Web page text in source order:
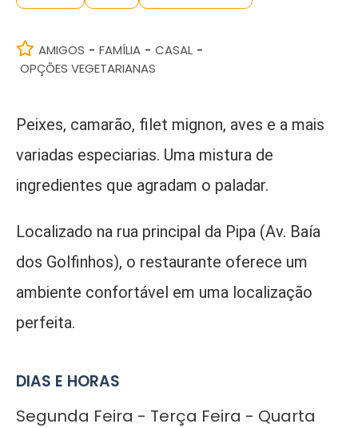
AMIGOS - FAMÍLIA - CASAL -
OPÇÕES VEGETARIANAS
Peixes, camarão, filet mignon, aves e a mais
variadas especiarias. Uma mistura de
ingredientes que agradam o paladar.
Localizado na rua principal da Pipa (Av. Baía
dos Golfinhos), o restaurante oferece um
ambiente confortável em uma localização
perfeita.
DIAS E HORAS
Segunda Feira - Terça Feira - Quarta